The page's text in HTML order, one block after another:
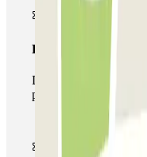
Pase multiparking
Durante tu estancia
parkings de este